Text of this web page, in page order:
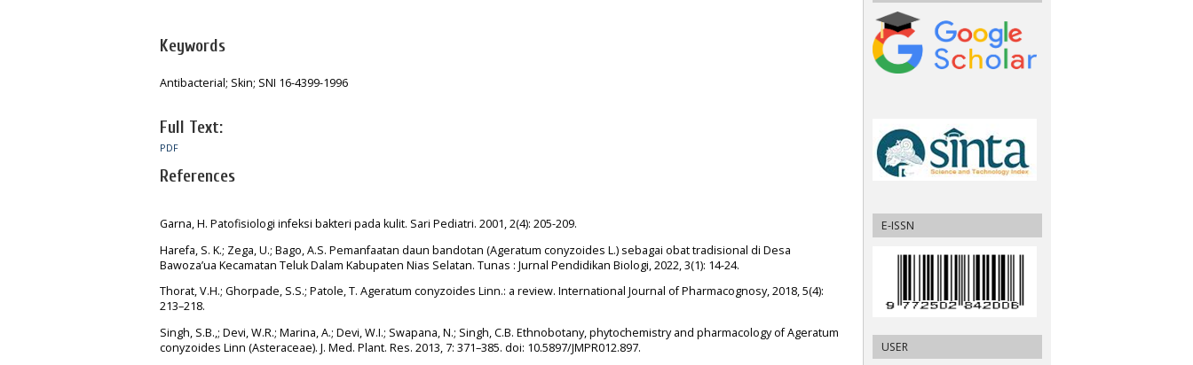
E-ISSN
USER
Keywords
Antibacterial; Skin; SNI 16-4399-1996
Full Text:
PDF
References
Garna, H. Patofisiologi infeksi bakteri pada kulit. Sari Pediatri. 2001, 2(4): 205-209.
Harefa, S. K.; Zega, U.; Bago, A.S. Pemanfaatan daun bandotan (Ageratum conyzoides L.) sebagai obat tradisional di Desa
Bawoza’ua Kecamatan Teluk Dalam Kabupaten Nias Selatan. Tunas : Jurnal Pendidikan Biologi, 2022, 3(1): 14-24.
Thorat, V.H.; Ghorpade, S.S.; Patole, T. Ageratum conyzoides Linn.: a review. International Journal of Pharmacognosy, 2018, 5(4):
213–218.
Singh, S.B.,; Devi, W.R.; Marina, A.; Devi, W.I.; Swapana, N.; Singh, C.B. Ethnobotany, phytochemistry and pharmacology of Ageratum
conyzoides Linn (Asteraceae). J. Med. Plant. Res. 2013, 7: 371–385. doi: 10.5897/JMPR012.897.